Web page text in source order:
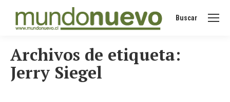
Buscar:
Buscar
Archivos de etiqueta:
Jerry Siegel